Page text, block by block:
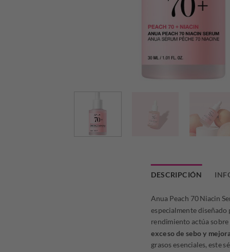
DESCRIPCIÓN
Anua Peach 70 Niacin
especialmente diseñado
rendimiento actúa
exceso de sebo y
grasos esenciales, este